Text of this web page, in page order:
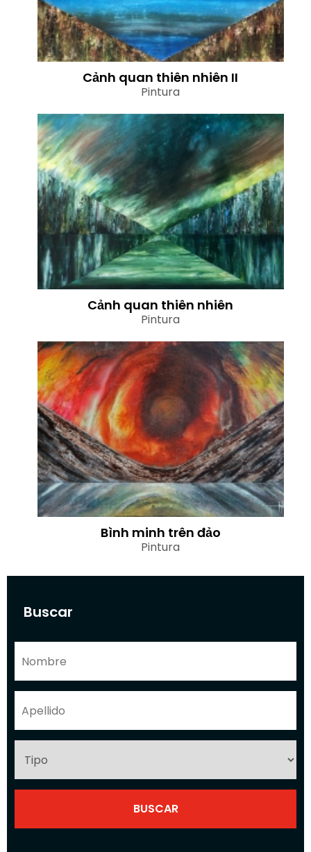
Buscar
Cảnh quan thiên nhiên II
Pintura
Cảnh quan thiên nhiên
Pintura
Bình minh trên đảo
Pintura